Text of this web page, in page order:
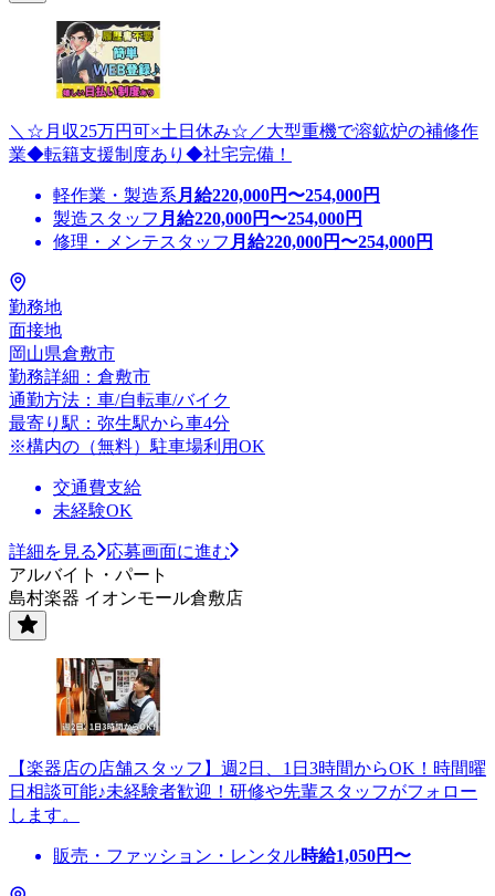
＼☆月収25万円可×土日休み☆／大型重機で溶鉱炉の補修作
業◆転籍支援制度あり◆社宅完備！
軽作業・製造系 月給220,000円〜254,000円
製造スタッフ 月給220,000円〜254,000円
修理・メンテスタッフ 月給220,000円〜254,000円
勤務地
面接地
岡山県倉敷市
勤務詳細：倉敷市
通勤方法：車/自転車/バイク
最寄り駅：弥生駅から車4分
※構内の（無料）駐車場利用OK
交通費支給
未経験OK
詳細を見る
応募画面に進む
アルバイト・パート
島村楽器 イオンモール倉敷店
【楽器店の店舗スタッフ】週2日、1日3時間からOK！時間曜
日相談可能♪未経験者歓迎！研修や先輩スタッフがフォロー
します。
販売・ファッション・レンタル時給1,050円〜